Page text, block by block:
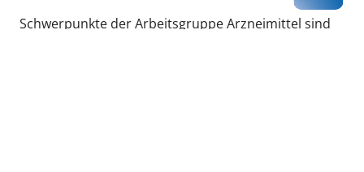
Schwerpunkte der Arbeitsgruppe Arzneimittel sind